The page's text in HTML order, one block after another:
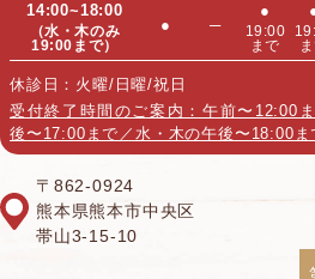
14:00~18:00
（水・木のみ
19:00まで）
● ─
●
19:00
まで
休診日：火曜/日曜/祝日
受付終了時間のご案内：午前〜12:00
後〜17:00まで／水・木の午後〜18:00ま
〒862-0924
熊本県熊本市中央区
帯山3-15-10